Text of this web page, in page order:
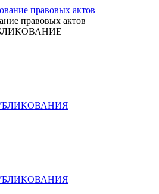
правовых актов